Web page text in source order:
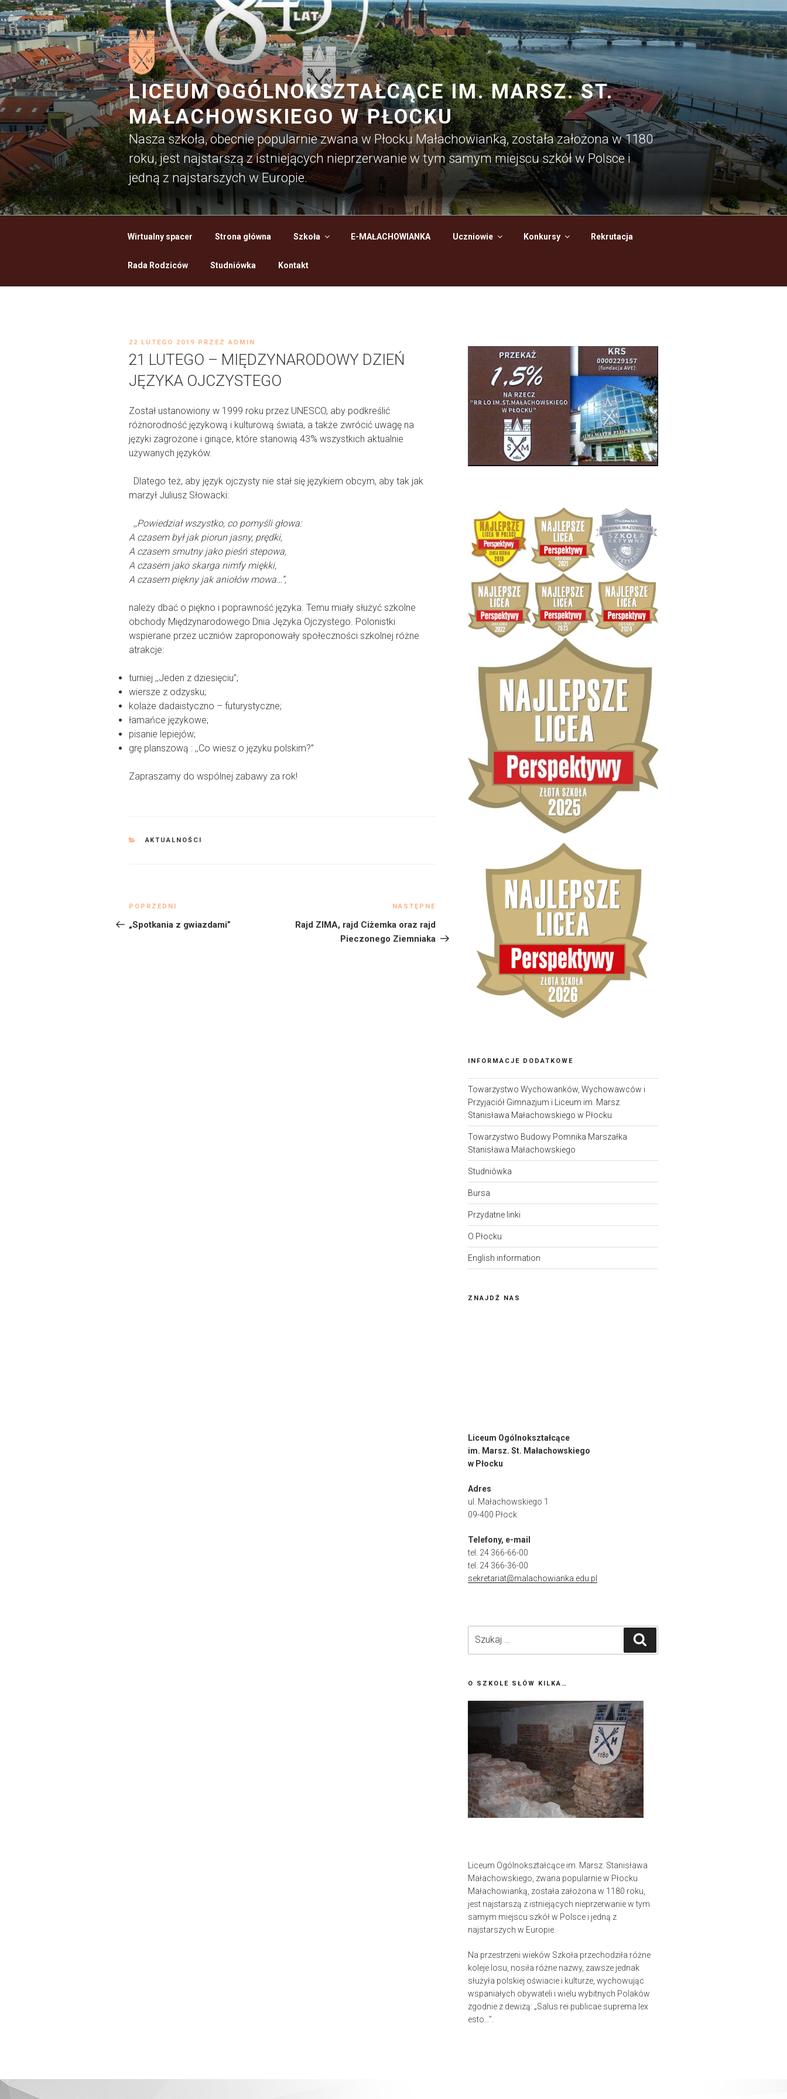
Przejdź
do
treści
LICEUM OGÓLNOKSZTAŁCĄCE IM. MARSZ. ST.
MAŁACHOWSKIEGO W PŁOCKU
Nasza szkoła, obecnie popularnie zwana w Płocku Małachowianką, została założona w 1180
roku, jest najstarszą z istniejących nieprzerwanie w tym samym miejscu szkół w Polsce i
jedną z najstarszych w Europie.
Wirtualny spacer Strona główna Szkoła E-MAŁACHOWIANKA Uczniowie Konkursy Rekrutacja
Rada Rodziców Studniówka Kontakt
OPUBLIKOWANE
22 LUTEGO 2019 PRZEZADMIN
21 LUTEGO – MIĘDZYNARODOWY DZIEŃ
JĘZYKA OJCZYSTEGO
Został ustanowiony w 1999 roku przez UNESCO, aby podkreślić
różnorodność językową i kulturową świata, a także zwrócić uwagę na
języki zagrożone i ginące, które stanowią 43% wszystkich aktualnie
używanych języków.
Dlatego też, aby język ojczysty nie stał się językiem obcym, aby tak jak
marzył Juliusz Słowacki:
,,Powiedział wszystko, co pomyśli głowa:
A czasem był jak piorun jasny, prędki,
A czasem smutny jako pieśń stepowa,
A czasem jako skarga nimfy miękki,
A czasem piękny jak aniołów mowa…”,
należy dbać o piękno i poprawność języka. Temu miały służyć szkolne
obchody Międzynarodowego Dnia Języka Ojczystego. Polonistki
wspierane przez uczniów zaproponowały społeczności szkolnej różne
atrakcje:
turniej ,,Jeden z dziesięciu”;
wiersze z odzysku;
kolaże dadaistyczno – futurystyczne;
łamańce językowe;
pisanie lepiejów;
grę planszową : ,,Co wiesz o języku polskim?”
Zapraszamy do wspólnej zabawy za rok!
KATEGORIE
AKTUALNOŚCI
Nawigacja
wpisu
Poprzedni
wpis
POPRZEDNI
„Spotkania z gwiazdami”
NASTĘPNE
Rajd ZIMA, rajd Ciżemka oraz rajd
Pieczonego Ziemniaka
INFORMACJE DODATKOWE
Towarzystwo Wychowanków, Wychowawców i
Przyjaciół Gimnazjum i Liceum im. Marsz.
Stanisława Małachowskiego w Płocku
Towarzystwo Budowy Pomnika Marszałka
Stanisława Małachowskiego
Studniówka
Bursa
Przydatne linki
O Płocku
English information
ZNAJDŹ NAS
Liceum Ogólnokształcące
im. Marsz. St. Małachowskiego
w Płocku
Adres
ul. Małachowskiego 1
09-400 Płock
Telefony, e-mail
tel. 24 366-66-00
tel. 24 366-36-00
sekretariat@malachowianka.edu.pl
O SZKOLE SŁÓW KILKA…
Liceum Ogólnokształcące im. Marsz. Stanisława
Małachowskiego, zwana popularnie w Płocku
Małachowianką, została założona w 1180 roku,
jest najstarszą z istniejących nieprzerwanie w tym
samym miejscu szkół w Polsce i jedną z
najstarszych w Europie.
Na przestrzeni wieków Szkoła przechodziła różne
koleje losu, nosiła różne nazwy, zawsze jednak
służyła polskiej oświacie i kulturze, wychowując
wspaniałych obywateli i wielu wybitnych Polaków
zgodnie z dewizą: „Salus rei publicae suprema lex
esto…”.